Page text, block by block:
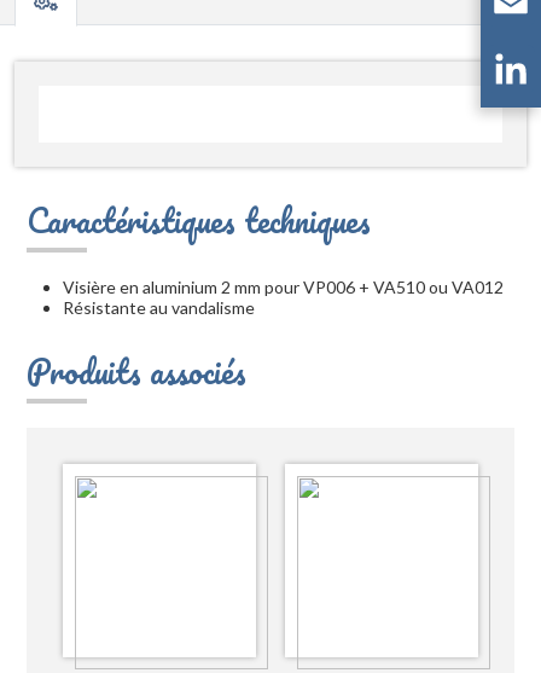
Caractéristiques techniques
Visière en aluminium 2 mm pour VP006 + VA510 ou VA012
Résistante au vandalisme
Produits associés